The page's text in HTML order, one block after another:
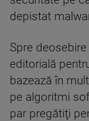
depistat
Spre
editorială
bazează în
pe algoritmi
par pregătiţi